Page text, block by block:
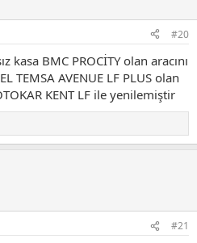
#20
kasa BMC PROCİTY olan aracını
TEMSA AVENUE LF PLUS olan
KENT LF ile yenilemiştir
#21